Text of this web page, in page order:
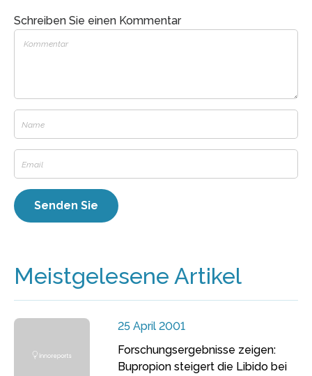
Schreiben Sie einen Kommentar
Meistgelesene Artikel
25 April 2001
Forschungsergebnisse zeigen:
Bupropion steigert die Libido bei